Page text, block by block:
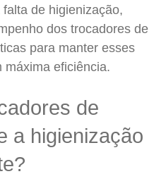
de higienização,
dos trocadores de
para manter esses
máxima eficiência.
de
a higienização